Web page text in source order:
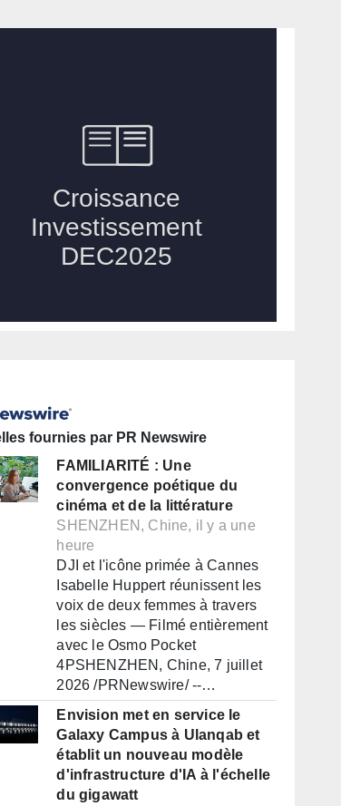
fournies par PR Newswire
FAMILIARITÉ : Une
convergence poétique du
cinéma et de la littérature
SHENZHEN, Chine, il y a une
heure
DJI et l'icône primée à Cannes
Isabelle Huppert réunissent les
voix de deux femmes à travers
les siècles — Filmé entièrement
avec le Osmo Pocket
4PSHENZHEN, Chine, 7 juillet
2026 /PRNewswire/ --…
Envision met en service le
Galaxy Campus à Ulanqab et
établit un nouveau modèle
d'infrastructure d'IA à l'échelle
du gigawatt